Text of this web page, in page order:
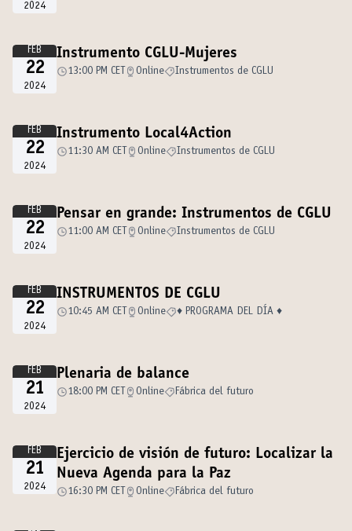
2024
FEB
22
2024
Instrumento CGLU-Mujeres
13:00 PM CET Online Instrumentos de CGLU
FEB
22
2024
Instrumento Local4Action
11:30 AM CET Online Instrumentos de CGLU
FEB
22
2024
Pensar en grande: Instrumentos de CGLU
11:00 AM CET Online Instrumentos de CGLU
FEB
22
2024
INSTRUMENTOS DE CGLU
10:45 AM CET Online ♦️ PROGRAMA DEL DÍA ♦️
FEB
21
2024
Plenaria de balance
18:00 PM CET Online Fábrica del futuro
FEB
21
2024
Ejercicio de visión de futuro: Localizar la
Nueva Agenda para la Paz
16:30 PM CET Online Fábrica del futuro